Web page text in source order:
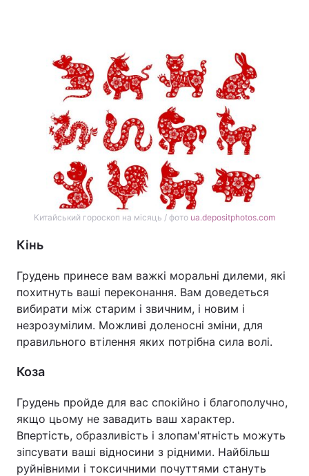
Китайський гороскоп на місяць / фото ua.depositphotos.com
Кінь
Грудень принесе вам важкі моральні дилеми, які
похитнуть ваші переконання. Вам доведеться
вибирати між старим і звичним, і новим і
незрозумілим. Можливі доленосні зміни, для
правильного втілення яких потрібна сила волі.
Коза
Грудень пройде для вас спокійно і благополучно,
якщо цьому не завадить ваш характер.
Впертість, образливість і злопам'ятність можуть
зіпсувати ваші відносини з рідними. Найбільш
руйнівними і токсичними почуттями стануть